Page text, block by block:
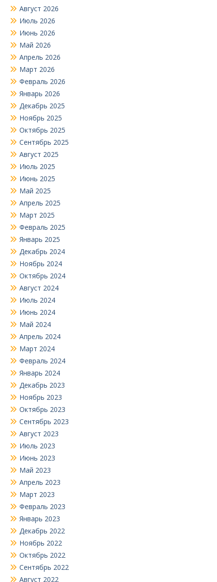
Август 2026
Июль 2026
Июнь 2026
Май 2026
Апрель 2026
Март 2026
Февраль 2026
Январь 2026
Декабрь 2025
Ноябрь 2025
Октябрь 2025
Сентябрь 2025
Август 2025
Июль 2025
Июнь 2025
Май 2025
Апрель 2025
Март 2025
Февраль 2025
Январь 2025
Декабрь 2024
Ноябрь 2024
Октябрь 2024
Август 2024
Июль 2024
Июнь 2024
Май 2024
Апрель 2024
Март 2024
Февраль 2024
Январь 2024
Декабрь 2023
Ноябрь 2023
Октябрь 2023
Сентябрь 2023
Август 2023
Июль 2023
Июнь 2023
Май 2023
Апрель 2023
Март 2023
Февраль 2023
Январь 2023
Декабрь 2022
Ноябрь 2022
Октябрь 2022
Сентябрь 2022
Август 2022